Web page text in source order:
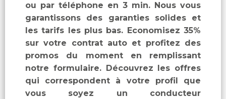
ou par téléphone en 3 min. Nous vous
garantissons des garanties solides et
les tarifs les plus bas. Economisez 35%
sur votre contrat auto et profitez des
promos du moment en remplissant
notre formulaire. Découvrez les offres
qui correspondent à votre profil que
vous soyez un conducteur